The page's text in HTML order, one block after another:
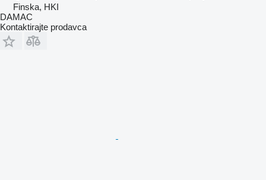
Finska, HKI
DAMAC
Kontaktirajte prodavca